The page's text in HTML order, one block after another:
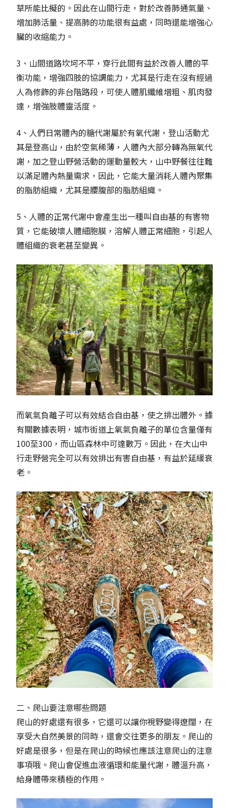
草所能比擬的。因此在山間行走，對於改善肺通氣量、
增加肺活量、提高肺的功能很有益處，同時還能增強心
臟的收縮能力。
3、山間道路坎坷不平，穿行此間有益於改善人體的平
衡功能，增強四肢的協調能力，尤其是行走在沒有經過
人為修飾的非台階路段，可使人體肌纖維增粗、肌肉發
達，增強肢體靈活度。
4、人們日常體內的糖代謝屬於有氧代謝，登山活動尤
其是登高山，由於空氣稀薄，人體內大部分轉為無氧代
謝，加之登山野營活動的運動量較大，山中野餐往往難
以滿足體內熱量需求，因此，它能大量消耗人體內聚集
的脂肪組織，尤其是腰腹部的脂肪組織。
5、人體的正常代謝中會產生出一種叫自由基的有害物
質，它能破壞人體細胞膜，溶解人體正常細胞，引起人
體組織的衰老甚至變異。
而氧氣負離子可以有效結合自由基，使之排出體外。據
有關數據表明，城市街道上氧氣負離子的單位含量僅有
100至300，而山區森林中可達數万。因此，在大山中
行走野營完全可以有效排出有害自由基，有益於延緩衰
老。
二、爬山要注意哪些問題
爬山的好處還有很多，它還可以讓你視野變得遼闊，在
享受大自然美景的同時，還會交往更多的朋友。爬山的
好處是很多，但是在爬山的時候也應該注意爬山的注意
事項哦。爬山會促進血液循環和能量代謝，體溫升高，
給身體帶來積極的作用。